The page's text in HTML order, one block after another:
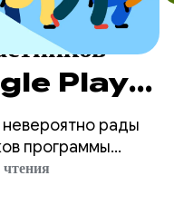
Play
рады
программы
года.